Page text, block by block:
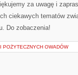
za uwagę i
ciekawych tematów
Do zobaczenia!
POŻYTECZNYCH OWADÓW